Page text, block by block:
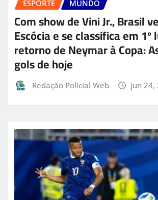
ESPORTE MUNDO
Com show de Vini Jr., Brasil
Escócia e se classifica em 1º
retorno de Neymar à Copa:
gols de hoje
Redação Policial Web jun 24,